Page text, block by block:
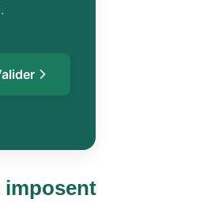
imposent